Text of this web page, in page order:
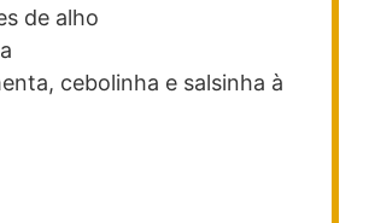
de alho
cebolinha e salsinha à